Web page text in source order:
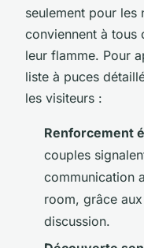
seulement pour les
conviennent à tous
leur flamme. Pour
liste à puces
les visiteurs :
Renforcement
couples
communication
room, grâce
discussion.